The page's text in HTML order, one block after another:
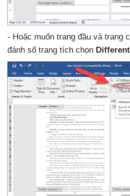
- Hoặc muốn trang đầu và trang
đánh số trang tích chọn